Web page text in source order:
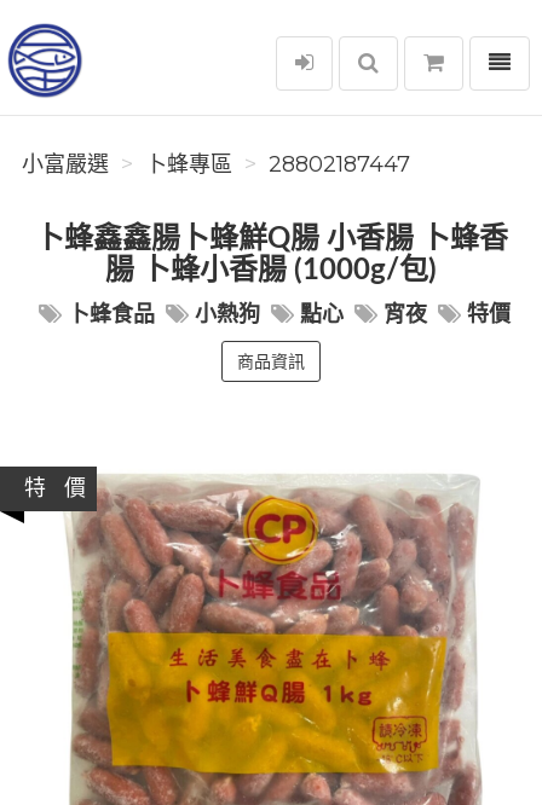
小富嚴選
選單
小富嚴選 卜蜂專區 28802187447
卜蜂鑫鑫腸卜蜂鮮Q腸 小香腸 卜蜂香
腸 卜蜂小香腸 (1000g/包)
卜蜂食品 小熱狗 點心 宵夜 特價
商品資訊
特 價